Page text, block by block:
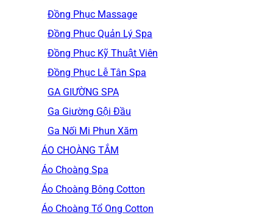
Đồng Phục Massage
Đồng Phục Quản Lý Spa
Đồng Phục Kỹ Thuật Viên
Đồng Phục Lễ Tân Spa
GA GIƯỜNG SPA
Ga Giường Gội Đầu
Ga Nối Mi Phun Xăm
ÁO CHOÀNG TẮM
Áo Choàng Spa
Áo Choàng Bông Cotton
Áo Choàng Tổ Ong Cotton